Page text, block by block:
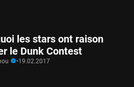
les stars ont raison
le Dunk Contest
•19.02.2017